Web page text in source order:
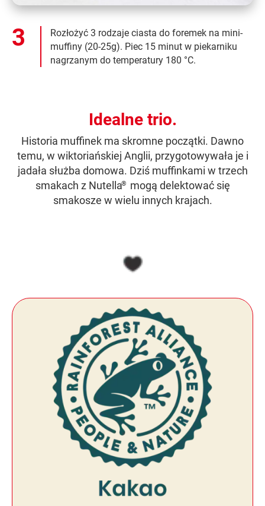
Rozłożyć 3 rodzaje ciasta do foremek na mini-
muffiny (20-25g). Piec 15 minut w piekarniku
nagrzanym do temperatury 180 °C.
Idealne trio.
Historia muffinek ma skromne początki. Dawno
temu, w wiktoriańskiej Anglii, przygotowywała je i
jadała służba domowa. Dziś muffinkami w trzech
smakach z Nutella®
mogą delektować się
smakosze w wielu innych krajach.